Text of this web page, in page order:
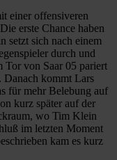
einer offensiveren
erste Chance haben
setzt sich nach einem
durch und
Tor von Saar 05 pariert
Danach kommt Lars
für mehr Belebung auf
kurz später auf der
wo Tim Klein
im letzten Moment
kam es kurz